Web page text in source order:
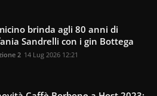
brinda agli 80 anni di
Sandrelli con i gin Bottega
2 14 Lug 2026 12:21